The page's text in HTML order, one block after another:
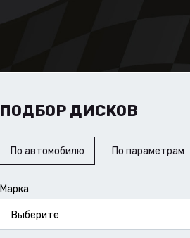
ПОДБОР ДИСКОВ
По автомобилю По параметрам
Марка
Выберите